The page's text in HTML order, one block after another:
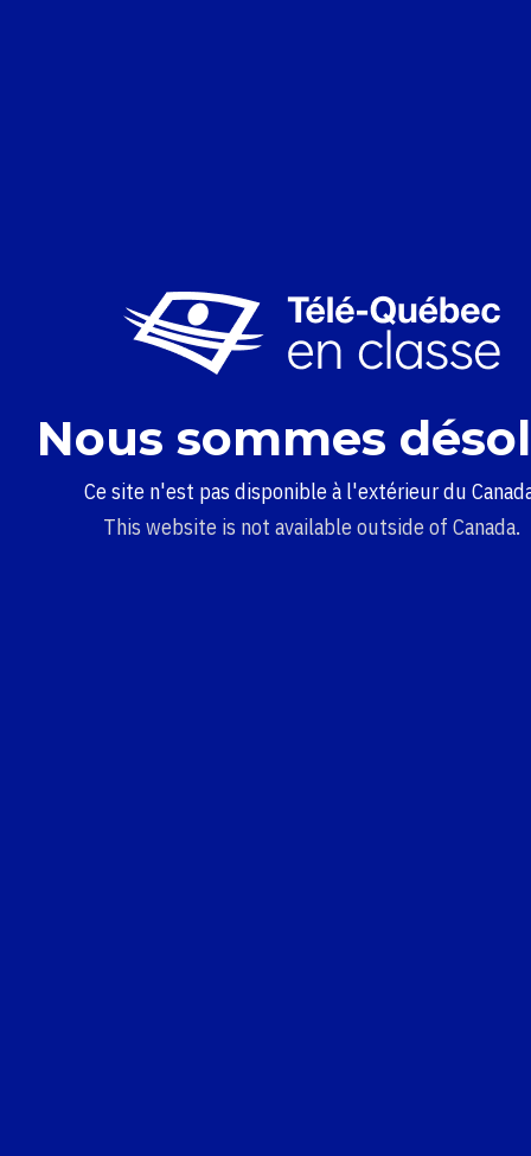
Nous sommes
Ce site n'est pas disponible à l'extérieur du
This website is not available outside of Canada.